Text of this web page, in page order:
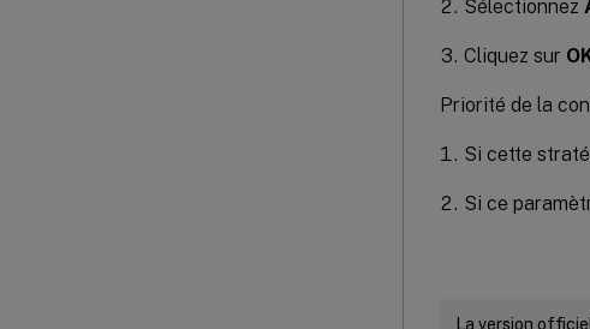
Sélectionnez
Cliquez sur
Priorité de la
Si cette
Si ce
La version